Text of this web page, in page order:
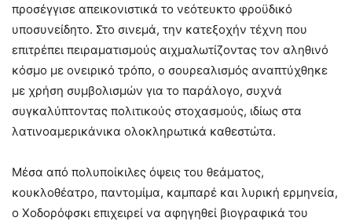
προσέγγισε απεικονιστικά το νεότευκτο φροϋδικό
υποσυνείδητο. Στο σινεμά, την κατεξοχήν τέχνη που
επιτρέπει πειραματισμούς αιχμαλωτίζοντας τον αληθινό
κόσμο με ονειρικό τρόπο, ο σουρεαλισμός αναπτύχθηκε
με χρήση συμβολισμών για το παράλογο, συχνά
συγκαλύπτοντας πολιτικούς στοχασμούς, ιδίως στα
λατινοαμερικάνικα ολοκληρωτικά καθεστώτα.
Μέσα από πολυποίκιλες όψεις του θεάματος,
κουκλοθέατρο, παντομίμα, καμπαρέ και λυρική ερμηνεία,
ο Χοδορόφσκι επιχειρεί να αφηγηθεί βιογραφικά του